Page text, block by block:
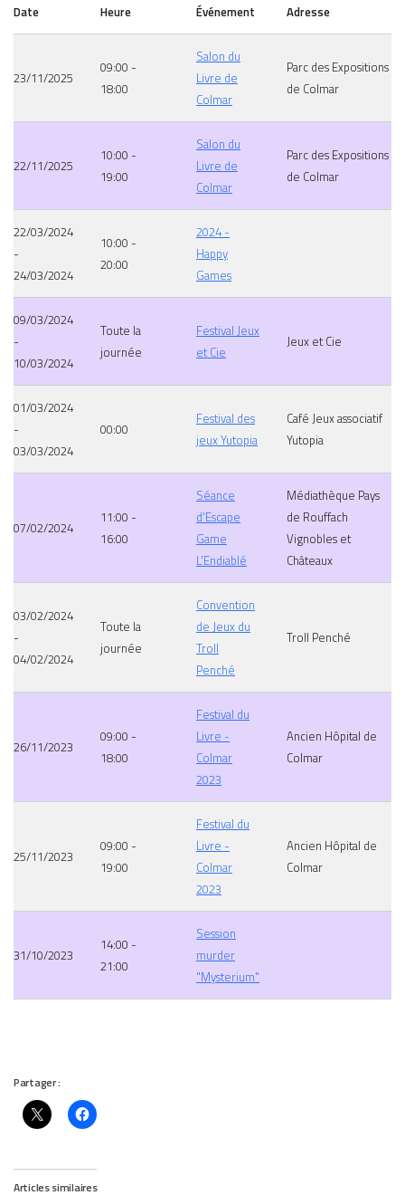
Date Heure Événement Adresse
23/11/2025
09:00 -
18:00
Salon du
Livre de
Colmar
Parc des Expositions
de Colmar
22/11/2025
10:00 -
19:00
Salon du
Livre de
Colmar
Parc des Expositions
de Colmar
22/03/2024
-
24/03/2024
10:00 -
20:00
2024 -
Happy
Games
09/03/2024
-
10/03/2024
Toute la
journée
Festival Jeux
et Cie
Jeux et Cie
01/03/2024
-
03/03/2024
00:00
Festival des
jeux Yutopia
Café Jeux associatif
Yutopia
07/02/2024
11:00 -
16:00
Séance
d'Escape
Game
L'Endiablé
Médiathèque Pays
de Rouffach
Vignobles et
Châteaux
03/02/2024
-
04/02/2024
Toute la
journée
Convention
de Jeux du
Troll
Penché
Troll Penché
26/11/2023
09:00 -
18:00
Festival du
Livre -
Colmar
2023
Ancien Hôpital de
Colmar
25/11/2023
09:00 -
19:00
Festival du
Livre -
Colmar
2023
Ancien Hôpital de
Colmar
31/10/2023
14:00 -
21:00
Session
murder
"Mysterium"
Partager :
Articles similaires